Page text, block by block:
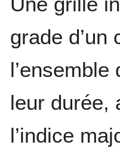
grade
leur durée,
l’indice